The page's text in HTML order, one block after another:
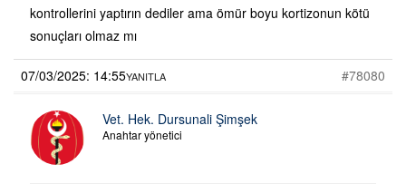
kontrollerini yaptırın dediler ama ömür boyu kortizonun kötü
sonuçları olmaz mı
07/03/2025: 14:55 #78080
YANITLA
Vet. Hek. Dursunali Şimşek
Anahtar yönetici